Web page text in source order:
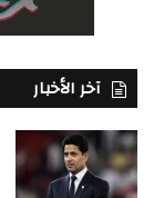
آخر الأخبار